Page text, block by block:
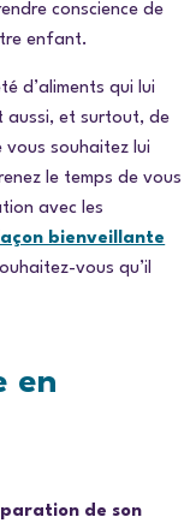
conscience de
enfant.
d’aliments qui lui
aussi, et surtout, de
souhaitez lui
le temps de vous
avec les
bienveillante
vous qu’il
en
de son